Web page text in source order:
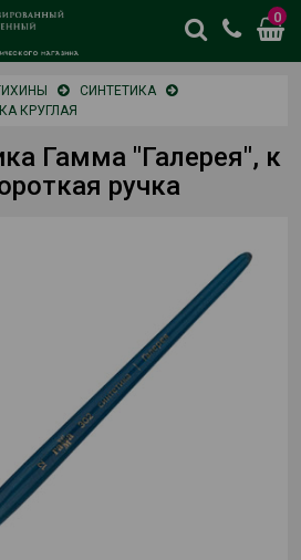
0
цены
отличается
от
СИНТЕТИКА
КРУГЛАЯ
Гамма "Галерея", к
ручка